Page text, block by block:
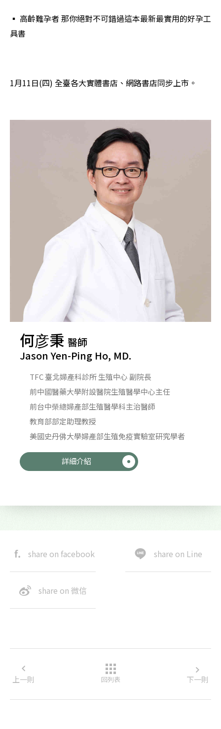
▪️ 高齡難孕者 那你絕對不可錯過這本最新最實用的好孕工
具書
1月11日(四) 全臺各大實體書店、網路書店同步上市。
何彦秉醫師
Jason Yen-Ping Ho, MD.
TFC 臺北婦產科診所 生殖中心 副院長
前中國醫藥大學附設醫院生殖醫學中心主任
前台中榮總婦產部生殖醫學科主治醫師
教育部部定助理教授
美國史丹佛大學婦產部生殖免疫實驗室研究學者
詳細介紹
share on facebook share on Line
share on 微信
上一則 回列表 下一則